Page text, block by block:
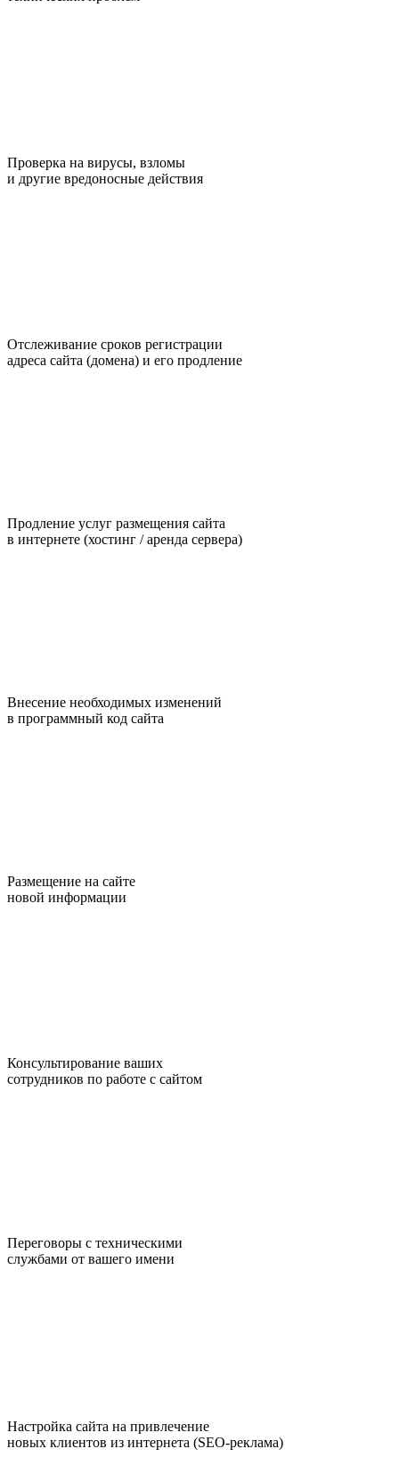
Проверка на вирусы, взломы
и другие вредоносные действия
Отслеживание сроков регистрации
адреса сайта (домена) и его продление
Продление услуг размещения сайта
в интернете (хостинг / аренда сервера)
Внесение необходимых изменений
в программный код сайта
Размещение на сайте
новой информации
Консультирование ваших
сотрудников по работе с сайтом
Переговоры с техническими
службами от вашего имени
Настройка сайта на привлечение
новых клиентов из интернета (SEO-реклама)